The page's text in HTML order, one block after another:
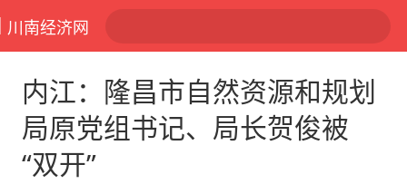
川南经济网
内江：隆昌市自然资源和规划
局原党组书记、局长贺俊被
“双开”